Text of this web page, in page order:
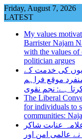
Skip
to
Friday, August 7, 2026
LATEST
My values
Barrister Najam
with the values of
politician argues
برادریوں کی خدمت کے
موقع فراہم
ہے: نجم نقوی
The Liberal
for individuals to
communities:
عنایت شاکر
عالمی امن اور